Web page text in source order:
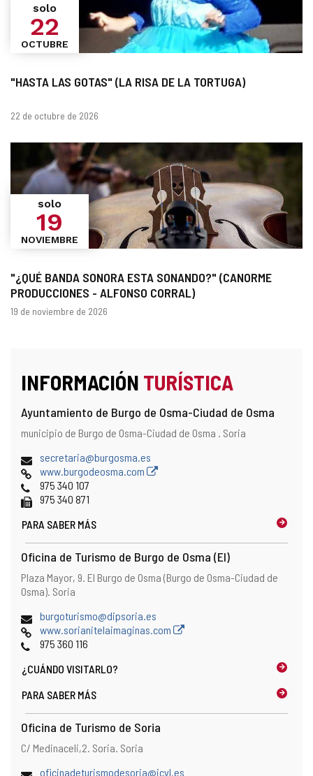
"HASTA LAS GOTAS" (LA RISA DE LA TORTUGA)
solo
22
OCTUBRE
Fechas
22 de octubre de 2026
"¿QUÉ BANDA SONORA ESTA SONANDO?" (CANORME
PRODUCCIONES - ALFONSO CORRAL)
solo
19
NOVIEMBRE
Fechas
19 de noviembre de 2026
INFORMACIÓN TURÍSTICA
Ayuntamiento de Burgo de Osma-Ciudad de Osma
Dirección
Dirección
municipio de Burgo de Osma-Ciudad de Osma . Soria
Dirección
de
correo
electrónico
secretaria@burgosma.es
Página
Web
www.burgodeosma.com
Teléfonos
975 340 107
Fax 975 340 871
PARA SABER MÁS
Oficina de Turismo de Burgo de Osma (El)
Dirección
Dirección
postal
Plaza Mayor, 9. El Burgo de Osma (Burgo de Osma-Ciudad de
Osma). Soria
Dirección
de
correo
burgoturismo@dipsoria.es
Página
Web
www.sorianitelaimaginas.com
Teléfonos
975 360 116
¿CUÁNDO VISITARLO?
PARA SABER MÁS
Oficina de Turismo de Soria
Dirección
Dirección
C/ Medinaceli,2. Soria. Soria
Dirección
oficinadeturismodesoria@jcyl.es